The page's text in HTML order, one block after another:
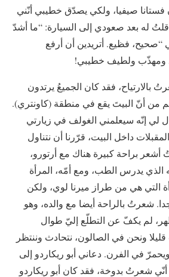
فستانا صيفيا، ولكي يصدّق خطيبي أنّني
له بعد صعودي إلى السيارة: “ما أشدّ
“صحيح، فظيع. أتريدين أن أرفع
ومهذّب ولطيف خطيبي!
بالارتياح، فقد كان الجميعُ يرتدون
من أنّ البيتَ يقع في منطقة (كاونتري).
لي إنّه سيعلمني الغولف في زيارتي
داخل البيت، قرّرنا أن نتناول
أشعر براحة كبيرة هناك مع أرتورو،
الذي يدرس الطب، ومع أمّه، المرأة
التي هي من طراز ميرنا لوي، ولكن
شعرتُ بالراحة أيضا مع والده، وهو
لم يكفّ عن التطلّع إليّ طوال
ونحن في الصالون، نتحادث وننتظر
في الفرن. دعاني أبو ريكاردو إلى
شعرتُ بدوخة، فقد كان أبو ريكاردو